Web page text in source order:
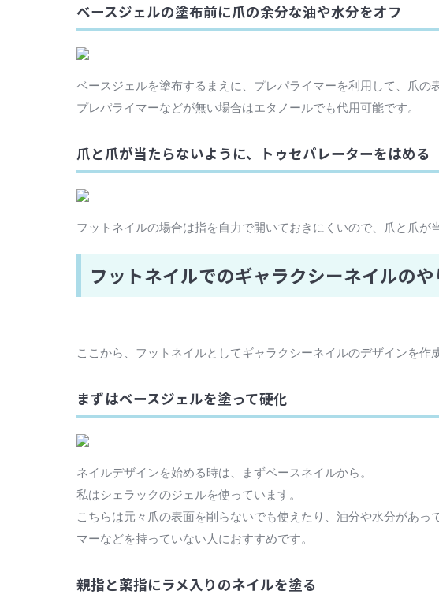
ベースジェルの塗布前に爪の余分な油や水分をオフ
ベースジェルを塗布するまえに、プレパライマーを利用して、爪の
プレパライマーなどが無い場合はエタノールでも代用可能です。
爪と爪が当たらないように、トゥセパレーターをはめる
フットネイルの場合は指を自力で開いておきにくいので、爪と爪が
フットネイルでのギャラクシーネイルのや
ここから、フットネイルとしてギャラクシーネイルのデザインを作
まずはベースジェルを塗って硬化
ネイルデザインを始める時は、まずベースネイルから。
私はシェラックのジェルを使っています。
こちらは元々爪の表面を削らないでも使えたり、油分や水分があ
マーなどを持っていない人におすすめです。
親指と薬指にラメ入りのネイルを塗る